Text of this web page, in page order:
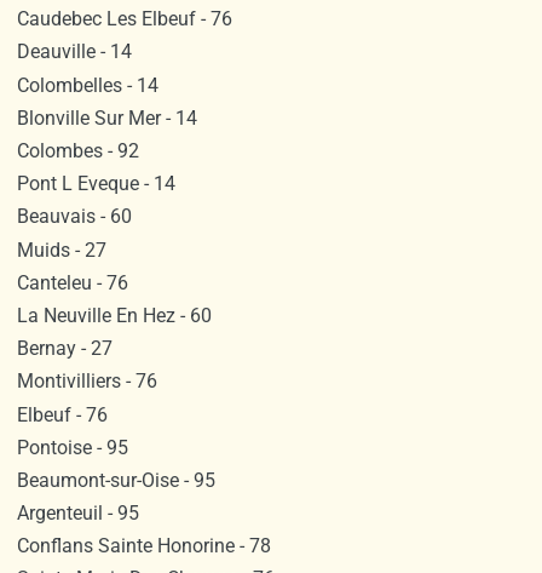
Caudebec Les Elbeuf - 76
Deauville - 14
Colombelles - 14
Blonville Sur Mer - 14
Colombes - 92
Pont L Eveque - 14
Beauvais - 60
Muids - 27
Canteleu - 76
La Neuville En Hez - 60
Bernay - 27
Montivilliers - 76
Elbeuf - 76
Pontoise - 95
Beaumont-sur-Oise - 95
Argenteuil - 95
Conflans Sainte Honorine - 78